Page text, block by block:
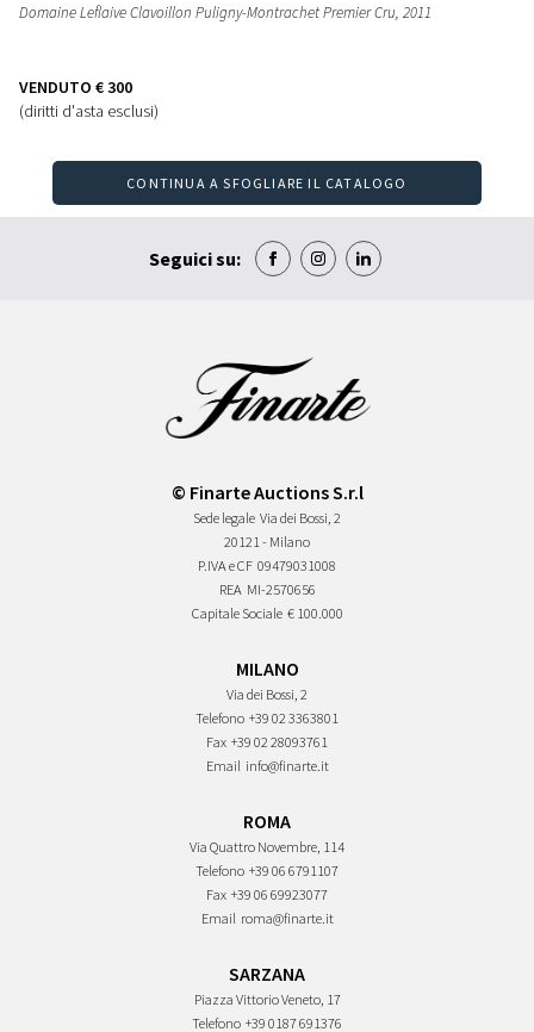
Domaine Leflaive Clavoillon Puligny-Montrachet Premier Cru, 2011
VENDUTO € 300
(diritti d'asta esclusi)
CONTINUA A SFOGLIARE IL CATALOGO
Seguici su:
© Finarte Auctions S.r.l
Sede legale Via dei Bossi, 2
20121 - Milano
P.IVA e CF 09479031008
REA MI-2570656
Capitale Sociale € 100.000
MILANO
Via dei Bossi, 2
Telefono +39 02 3363801
Fax +39 02 28093761
Email info@finarte.it
ROMA
Via Quattro Novembre, 114
Telefono +39 06 6791107
Fax +39 06 69923077
Email roma@finarte.it
SARZANA
Piazza Vittorio Veneto, 17
Telefono +39 0187 691376